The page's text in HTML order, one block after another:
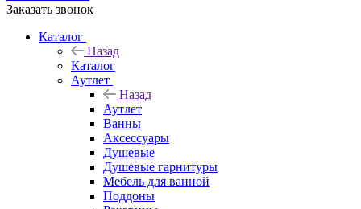
Заказать звонок
Каталог
Назад
Каталог
Аутлет
Назад
Аутлет
Ванны
Аксессуары
Душевые
Душевые гарнитуры
Мебель для ванной
Поддоны